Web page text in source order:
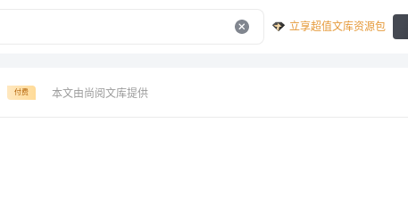
立享超值文库资源包
付费 本文由尚阅文库提供